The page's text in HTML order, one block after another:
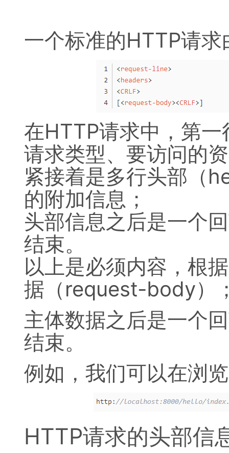
一个标准的HTTP请
在HTTP请求中，第
请求类型、要访问的
紧接着是多行头部（
的附加信息；
头部信息之后是一个
结束。
以上是必须内容，根
据（request-body）
主体数据之后是一个
结束。
例如，我们可以在浏
HTTP请求的头部信